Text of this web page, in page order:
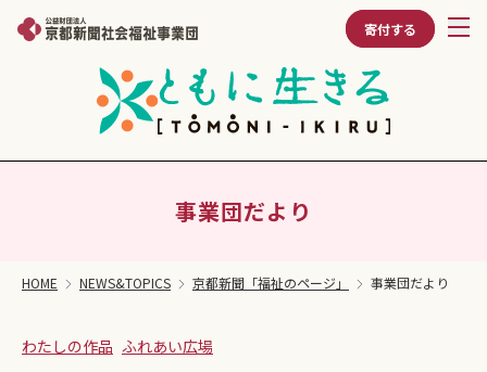
寄付する
事業団だより
HOME NEWS&TOPICS 京都新聞「福祉のページ」 事業団だより
わたしの作品 ふれあい広場